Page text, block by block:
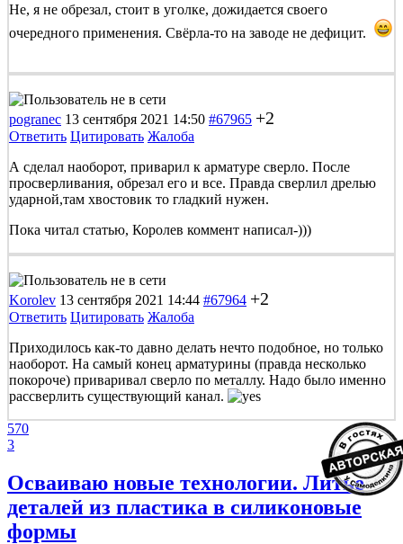
Не, я не обрезал, стоит в уголке, дожидается своего
очередного применения. Свёрла-то на заводе не дефицит.
pogranec 13 сентября 2021 14:50 #67965 +2
Ответить Цитировать Жалоба
А сделал наоборот, приварил к арматуре сверло. После
просверливания, обрезал его и все. Правда сверлил дрелью
ударной,там хвостовик то гладкий нужен.
Пока читал статью, Королев коммент написал-)))
Korolev 13 сентября 2021 14:44 #67964 +2
Ответить Цитировать Жалоба
Приходилось как-то давно делать нечто подобное, но только
наоборот. На самый конец арматурины (правда несколько
покороче) приваривал сверло по металлу. Надо было именно
рассверлить существующий канал.
570
3
Осваиваю новые технологии. Литье
деталей из пластика в силиконовые
формы